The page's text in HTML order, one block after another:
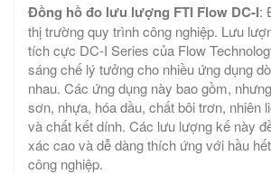
Đồng hồ đo lưu lượng FTI Flow DC-I:
thị trường quy trình công nghiệp. Lưu
tích cực DC-I Series của Flow
sáng chế lý tưởng cho nhiều ứng dụng
nhau. Các ứng dụng này bao gồm,
sơn, nhựa, hóa dầu, chất bôi trơn, nhiên
và chất kết dính. Các lưu lượng kế này
xác cao và dễ dàng thích ứng với hầu
công nghiệp.